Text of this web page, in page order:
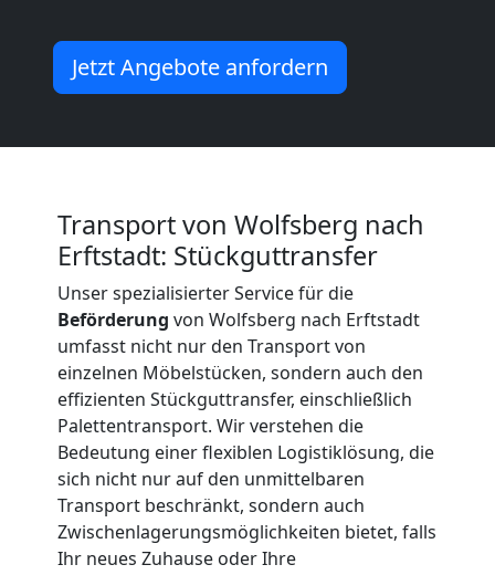
Jetzt Angebote anfordern
Transport von Wolfsberg nach
Erftstadt: Stückguttransfer
Unser spezialisierter Service für die
Beförderung von Wolfsberg nach Erftstadt
umfasst nicht nur den Transport von
einzelnen Möbelstücken, sondern auch den
effizienten Stückguttransfer, einschließlich
Palettentransport. Wir verstehen die
Bedeutung einer flexiblen Logistiklösung, die
sich nicht nur auf den unmittelbaren
Transport beschränkt, sondern auch
Zwischenlagerungsmöglichkeiten bietet, falls
Ihr neues Zuhause oder Ihre
National
Beiladung
Internationaler
Umzug
Nationaler
Umzug